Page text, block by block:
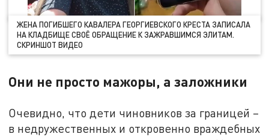
ЖЕНА ПОГИБШЕГО КАВАЛЕРА ГЕОРГИЕВСКОГО КРЕСТА ЗАПИСАЛА
НА КЛАДБИЩЕ СВОЁ ОБРАЩЕНИЕ К ЗАЖРАВШИМСЯ ЭЛИТАМ.
СКРИНШОТ ВИДЕО
Они не просто мажоры, а заложники
Очевидно, что дети чиновников за границей –
в недружественных и откровенно враждебных